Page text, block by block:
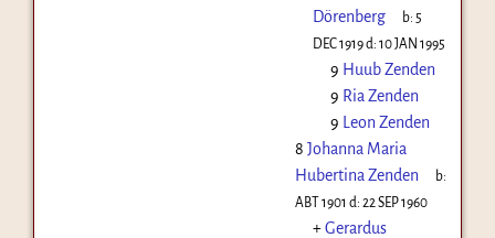
Dörenberg
b: 5
DEC 1919d: 10 JAN 1995
9 Huub Zenden
9 Ria Zenden
9 Leon Zenden
8 Johanna Maria
Hubertina Zenden
b:
ABT 1901 d: 22 SEP 1960
+Gerardus